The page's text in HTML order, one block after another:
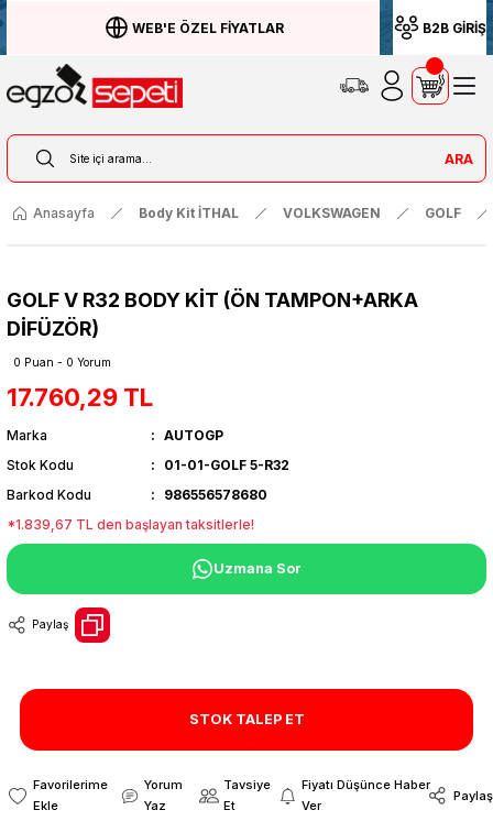
WEB'E ÖZEL FİYATLAR B2B GİRİŞ
ARA
Anasayfa Body Kit İTHAL VOLKSWAGEN GOLF
GOLF V R32 BODY KİT (ÖN TAMPON+ARKA
DİFÜZÖR)
0 Puan - 0 Yorum
17.760,29 TL
Marka
AUTOGP
Stok Kodu
01-01-GOLF 5-R32
Barkod Kodu
986556578680
*1.839,67 TL den başlayan taksitlerle!
Uzmana Sor
Paylaş
STOK TALEP ET
Yorum
Yaz
Tavsiye
Et
Fiyatı Düşünce Haber
Ver
Paylaş